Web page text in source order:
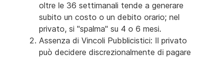
oltre le 36 settimanali tende a generare
subito un costo o un debito orario; nel
privato, si "spalma" su 4 o 6 mesi.
Assenza di Vincoli Pubblicistici: Il privato
può decidere discrezionalmente di pagare